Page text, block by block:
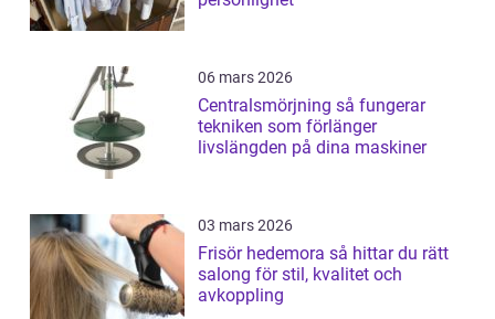
06 mars 2026
Centralsmörjning så fungerar
tekniken som förlänger
livslängden på dina maskiner
03 mars 2026
Frisör hedemora så hittar du rätt
salong för stil, kvalitet och
avkoppling